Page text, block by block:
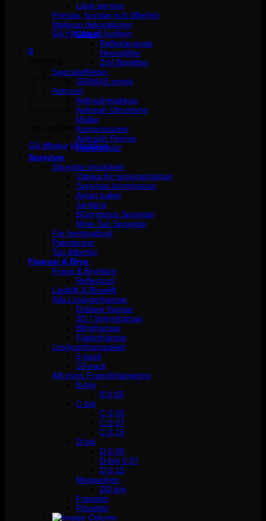
Inga produkter i varukorgen.
Gå tillbaka till butiken
0
Inga produkter i varukorgen.
Gå tillbaka till butiken
Läpp pennor
Penslar, borstar och tillbehör
Makeup dekorationer
Glitter
Reflekterande
Neonglitter
Ztirl Bioglitter
Specialeffekter
GRIMAS smink
Airbrush
Airbrushmakeup
Airbrush Utrustning
Mallar
Kompressorer
Airbrush Pennor
Reservdelar
Spraytan
Spraytan produkter
Vätska för spraytan/airtan
Spraytan kompressor
Airtan paket
Jantana
BGorgeous Spraytan
Mine Tan Spraytan
För hemmabruk
Paketpriser
Tan tillbehör
Fransar & Bryn
Frans & Brynfärg
Reflectocil
Lashlift & Browlift
Alla Lösögonfransar
Enklare fransar
3D / Volymfransar
Blingfransar
Fjäderfransar
Lösögonfranspaket
5-pack
10-pack
Allt inom Fransförlängning
B-böj
B 0.05
C-böj
C 0,05
C 0,07
C 0,15
D-böj
D 0,05
D-böj 0,07
D 0,15
Megavolym
DD-böj
Franslim
Pincetter